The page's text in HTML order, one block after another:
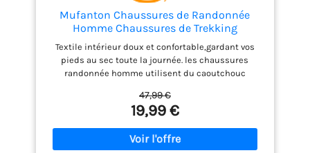
Mufanton Chaussures de Randonnée
Homme Chaussures de Trekking
Antidérapantes Respirant Chaussure de
Marche Stabilité Sneakers,Noir,EU39
Textile intérieur doux et confortable,gardant vos
pieds au sec toute la journée. les chaussures
randonnée homme utilisent du caoutchouc
extérieure, offrent excellent confort et une
excellente adhérence, Le motif unique sur la
semelle a une grande distance pour éviter les
embouteillages. Une semelle intercalaire MD
47,99 €
19,99 €